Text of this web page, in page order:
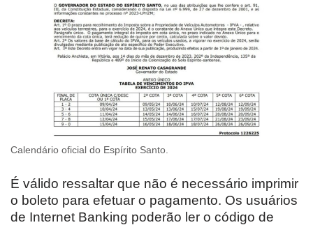
Calendário oficial do Espírito Santo.
É válido ressaltar que não é necessário imprimir
o boleto para efetuar o pagamento. Os usuários
de Internet Banking poderão ler o código de